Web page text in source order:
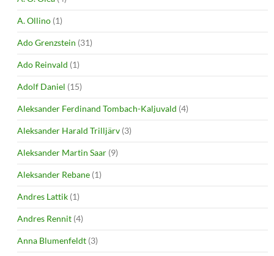
A. Ollino (1)
Ado Grenzstein (31)
Ado Reinvald (1)
Adolf Daniel (15)
Aleksander Ferdinand Tombach-Kaljuvald (4)
Aleksander Harald Trilljärv (3)
Aleksander Martin Saar (9)
Aleksander Rebane (1)
Andres Lattik (1)
Andres Rennit (4)
Anna Blumenfeldt (3)